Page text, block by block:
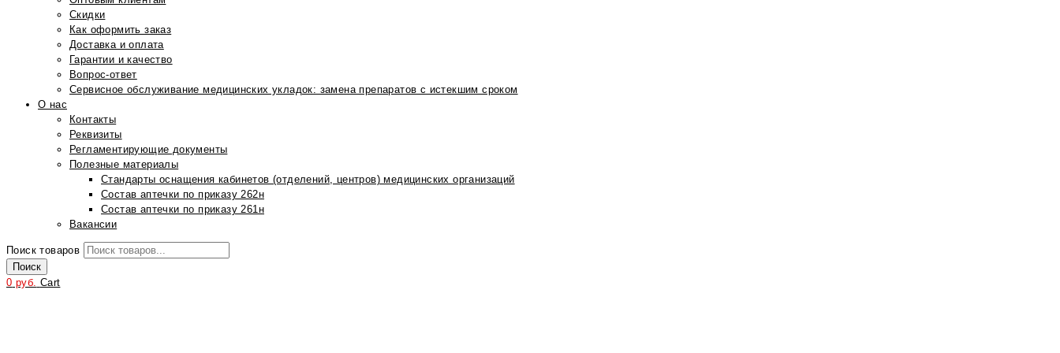
Скидки
Как оформить заказ
Доставка и оплата
Гарантии и качество
Вопрос-ответ
Сервисное обслуживание медицинских укладок: замена препаратов с истекшим сроком
О нас
Контакты
Реквизиты
Регламентирующие документы
Полезные материалы
Стандарты оснащения кабинетов (отделений, центров) медицинских организаций
Состав аптечки по приказу 262н
Состав аптечки по приказу 261н
Вакансии
Поиск товаров
Поиск
0 руб. Cart